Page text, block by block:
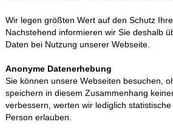
Wir legen größten Wert auf den Schutz
Nachstehend informieren wir Sie deshalb
Daten bei Nutzung unserer Webseite.
Anonyme Datenerhebung
Sie können unsere Webseiten besuchen,
speichern in diesem Zusammenhang
verbessern, werten wir lediglich
Person erlauben.